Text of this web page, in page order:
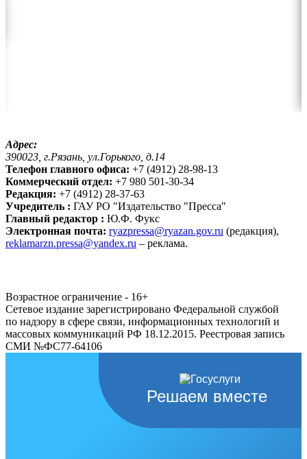
Адрес:
390023, г.Рязань, ул.Горького, д.14
Телефон главного офиса: +7 (4912) 28-98-13
Коммерческий отдел: +7 980 501-30-34
Редакция: +7 (4912) 28-37-63
Учредитель : ГАУ РО "Издательство "Пресса"
Главный редактор : Ю.Ф. Фукс
Электронная почта: ryazpressa@ryazan.gov.ru (редакция),
reklamarzn.pressa@yandex.ru – реклама.
Возрастное ограничение - 16+
Сетевое издание зарегистрировано Федеральной службой
по надзору в сфере связи, информационных технологий и
массовых коммуникаций РФ 18.12.2015. Реестровая запись
СМИ №ФС77-64106
Решаем вместе